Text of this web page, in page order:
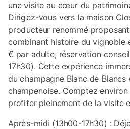
une visite au cœur du
Dirigez-vous vers la maison
producteur renommé
combinant histoire du vignoble
€ par adulte, réservation
17h30). Cette expérience
du champagne Blanc de Blancs
champenoise. Comptez
profiter pleinement de la visite
Après-midi (13h00-17h30) :